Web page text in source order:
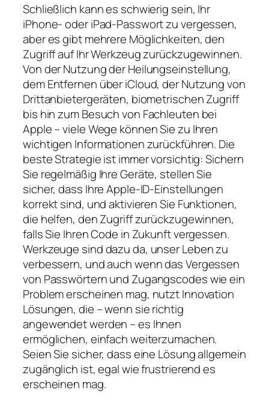
Schließlich kann es schwierig sein, Ihr
iPhone- oder iPad-Passwort zu vergessen,
aber es gibt mehrere Möglichkeiten, den
Zugriff auf Ihr Werkzeug zurückzugewinnen.
Von der Nutzung der Heilungseinstellung,
dem Entfernen über iCloud, der Nutzung von
Drittanbietergeräten, biometrischen Zugriff
bis hin zum Besuch von Fachleuten bei
Apple – viele Wege können Sie zu Ihren
wichtigen Informationen zurückführen. Die
beste Strategie ist immer vorsichtig: Sichern
Sie regelmäßig Ihre Geräte, stellen Sie
sicher, dass Ihre Apple-ID-Einstellungen
korrekt sind, und aktivieren Sie Funktionen,
die helfen, den Zugriff zurückzugewinnen,
falls Sie Ihren Code in Zukunft vergessen.
Werkzeuge sind dazu da, unser Leben zu
verbessern, und auch wenn das Vergessen
von Passwörtern und Zugangscodes wie ein
Problem erscheinen mag, nutzt Innovation
Lösungen, die – wenn sie richtig
angewendet werden – es Ihnen
ermöglichen, einfach weiterzumachen.
Seien Sie sicher, dass eine Lösung allgemein
zugänglich ist, egal wie frustrierend es
erscheinen mag.